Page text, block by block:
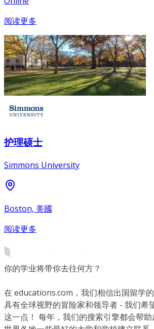
阅读更多
护理硕士
Simmons University
Boston, 美國
阅读更多
你的学业将带你去往何方？
在 educations.com，我们相信出国留学
具有全球视野的冒险家和领导者 - 我们希
这一点！ 每年，我们的搜索引擎都会帮